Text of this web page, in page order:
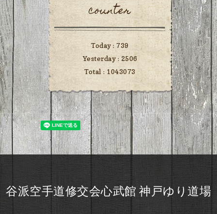
counter
Today :739
Yesterday : 2506
Total : 1043073
谷派空手道修交会心武館 神戸ゆり道場